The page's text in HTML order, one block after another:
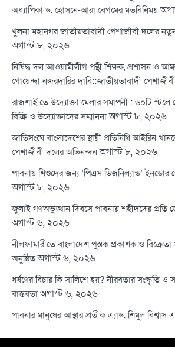
অধ্যাপিকা ড. হোসনে-আরা বেগমের মতবিনিময়
খুলনা মহানগর জাতীয়তাবাদী পেশাজীবী দলের
অগাস্ট ৮, ২০২৬
নিষিদ্ধ দল আওয়ামীলীগ পন্থী শিক্ষক, প্রশাসন ও
গোয়েন্দা নজরদারির দাবি::জাতীয়তাবাদী
রাজশাহীতে উদ্যোক্তা মেলার সমাপনী : ৬০টি স্টলে
বিক্রি ও উদ্যোক্তাদের সম্মাননা অগাস্ট ৮, ২০২৬
জাতিসংঘে বাংলাদেশের স্থায়ী প্রতিনিধি আইরিন
পেশাজীবী দলের অভিনন্দন অগাস্ট ৮, ২০২৬
পাবনায় শিশুদের জন্য ‘পিএস ডিজনিল্যান্ড’ ইনডোর
অগাস্ট ৮, ২০২৬
জুলাই গণঅভ্যুত্থান দিবসে পাবনায় শহীদদের প্রতি
অগাস্ট ৬, ২০২৬
নীলফামারীতে বাংলাদেশ পুস্তক প্রকাশক ও
অনুষ্ঠিত অগাস্ট ৬, ২০২৬
ধর্ষণের বিচার কি সালিশে হয়? নীরবতার সংস্কৃতি
বাস্তবতা অগাস্ট ৬, ২০২৬
পাবনার মানুষের আস্থার প্রতীক এ্যাড. শিমুল বিশ্বাস